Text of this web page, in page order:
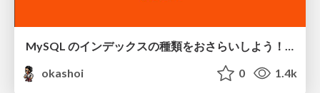
MySQL のインデックスの種類をおさらいしよう！ / overviewing indexes in MySQL
okashoi
0 1.4k